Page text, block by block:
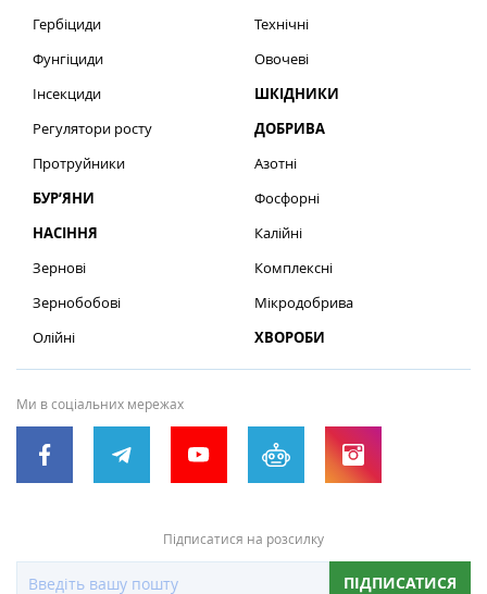
Гербіциди
Фунгіциди
Інсекциди
Регулятори росту
Протруйники
БУР’ЯНИ
НАСІННЯ
Зернові
Зернобобові
Олійні
Технічні
Овочеві
ШКІДНИКИ
ДОБРИВА
Азотні
Фосфорні
Калійні
Комплексні
Мікродобрива
ХВОРОБИ
Ми в соціальних мережах
Підписатися на розсилку
ПІДПИСАТИСЯ